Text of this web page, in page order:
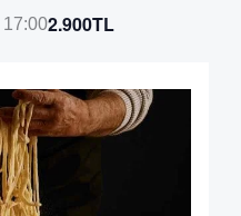
17:002.900TL